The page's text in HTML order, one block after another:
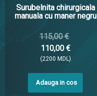
Surubelnita chirurgicala
manuala cu maner negru
115,00 €
110,00 €
(2200 MDL)
Adauga in cos